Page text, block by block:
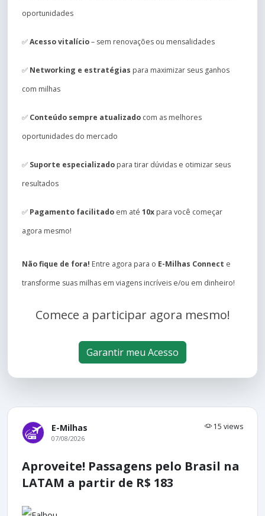
oportunidades
✅Acesso vitalício– sem renovações ou mensalidades
✅ Networking e estratégias para maximizar seus ganhos
com milhas
✅ Conteúdo sempre atualizado com as melhores
oportunidades do mercado
✅ Suporte especializado para tirar dúvidas e otimizar seus
resultados
✅ Pagamento facilitado em até 10x para você começar
agora mesmo!
Não fique de fora! Entre agora para o E-Milhas Connect e
transforme suas milhas em viagens incríveis e/ou em dinheiro!
Comece a participar agora mesmo!
Garantir meu Acesso
E-Milhas 15 views
07/08/2026
Aproveite! Passagens pelo Brasil na
LATAM a partir de R$ 183